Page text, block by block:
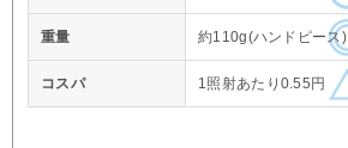
重量 約110g(ハンドピース)
コスパ 1照射あたり0.55円